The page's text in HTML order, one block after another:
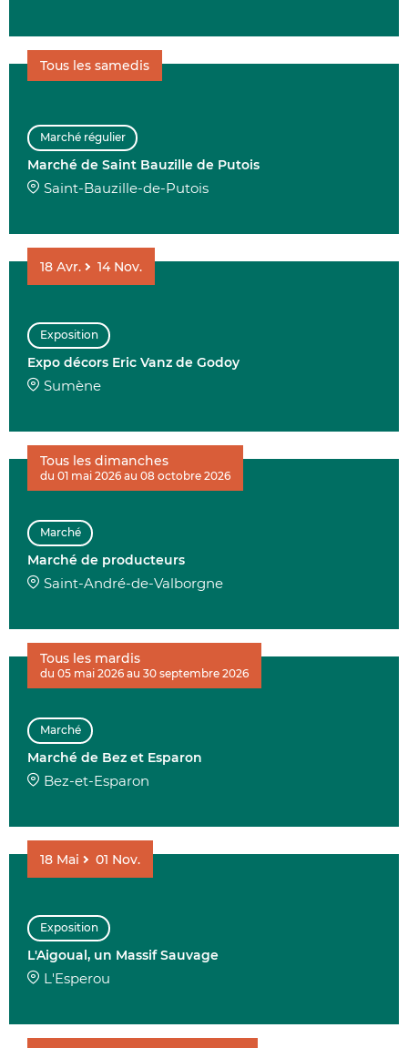
Marché régulier
Marché de Saint Bauzille de Putois
Saint-Bauzille-de-Putois
Tous les samedis
Exposition
Expo décors Eric Vanz de Godoy
Sumène
18 Avr. 14 Nov.
Marché
Marché de producteurs
Saint-André-de-Valborgne
Tous les dimanches
du 01 mai 2026 au 08 octobre 2026
Marché
Marché de Bez et Esparon
Bez-et-Esparon
Tous les mardis
du 05 mai 2026 au 30 septembre 2026
Exposition
L'Aigoual, un Massif Sauvage
L'Esperou
18 Mai 01 Nov.